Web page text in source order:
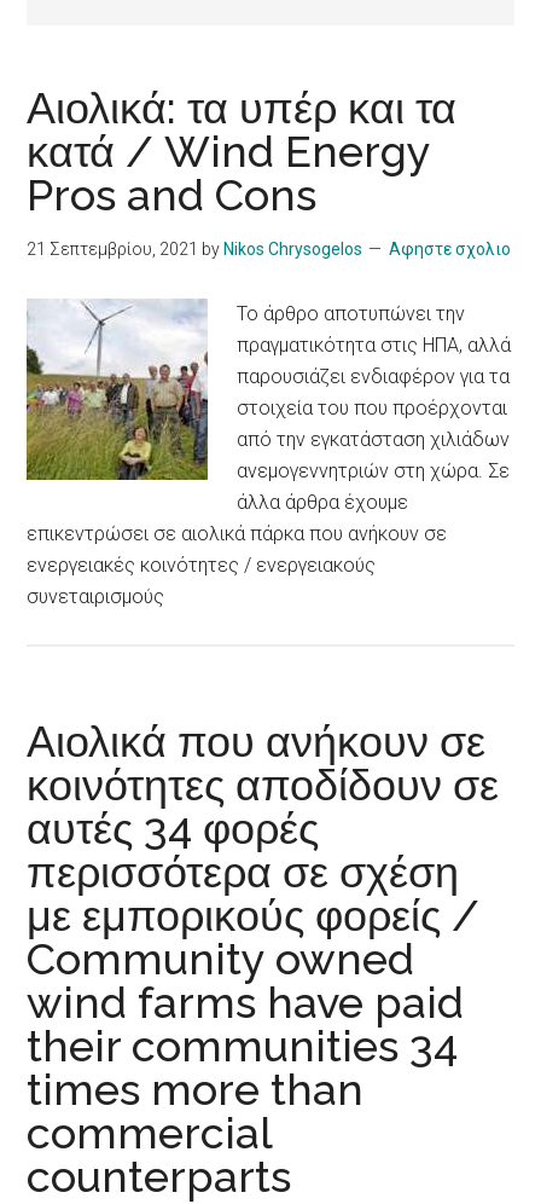
Αιολικά: τα υπέρ και τα
κατά / Wind Energy
Pros and Cons
21 Σεπτεμβρίου, 2021 by Nikos Chrysogelos Αφηστε σχολιο
Το άρθρο αποτυπώνει την
πραγματικότητα στις ΗΠΑ, αλλά
παρουσιάζει ενδιαφέρον για τα
στοιχεία του που προέρχονται
από την εγκατάσταση χιλιάδων
ανεμογεννητριών στη χώρα. Σε
άλλα άρθρα έχουμε
επικεντρώσει σε αιολικά πάρκα που ανήκουν σε
ενεργειακές κοινότητες / ενεργειακούς
συνεταιρισμούς
Αιολικά που ανήκουν σε
κοινότητες αποδίδουν σε
αυτές 34 φορές
περισσότερα σε σχέση
με εμπορικούς φορείς /
Community owned
wind farms have paid
their communities 34
times more than
commercial
counterparts